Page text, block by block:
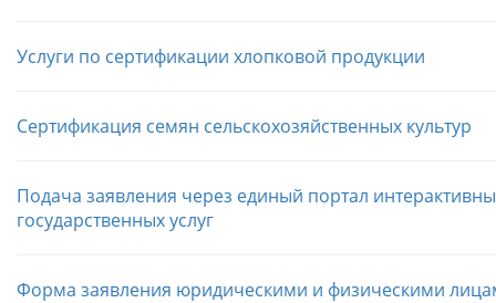
Услуги по сертификации хлопковой продукции
Сертификация семян сельскохозяйственных культур
Подача заявления через единый портал
государственных услуг
Форма заявления юридическими и физическими